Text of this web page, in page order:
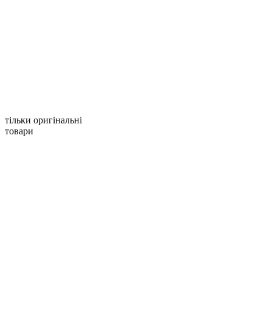
тільки оригінальні
товари